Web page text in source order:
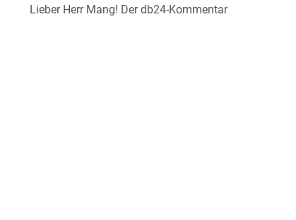
Lieber Herr Mang! Der db24-Kommentar